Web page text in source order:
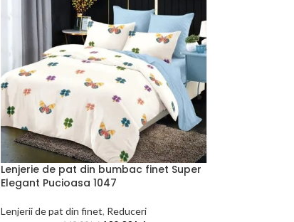
Lenjerie de pat din bumbac finet Super
Elegant Pucioasa 1047
Lenjerii de pat din finet, Reduceri